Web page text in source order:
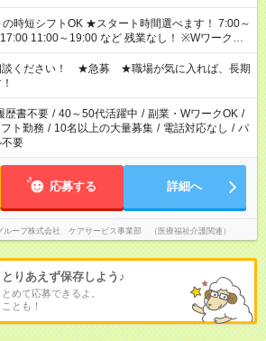
★スタート時間選べます！ 7:00～
11:00～19:00 など 残業なし！ ※Wワークの
事と合わせ週40時間超の就業はご案内できませ
き、週20時間以上勤務は社会保険への加入対象
働者派遣法（日雇い派遣の原則禁止）により、
の就業はご案内が難しい場合があります
談ください！ ★急募 ★職場が気に入れば、長期
歴書不要 / 40～50代活躍中 / 副業・WワークOK /
ト勤務 / 10名以上の大量募集 / 電話対応なし / パ
要
応募する 詳細へ
ループ株式会社 ケアサービス事業部 （医療福祉介護関連）
とりあえず保存しよう♪
めて応募できるよ。
とも！